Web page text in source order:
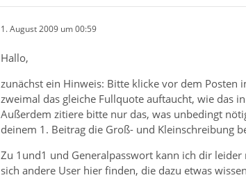
1. August 2009 um 00:59
Hallo,
zunächst ein Hinweis: Bitte klicke vor dem
zweimal das gleiche Fullquote auftaucht, wie das
Außerdem zitiere bitte nur das, was unbedingt
deinem 1. Beitrag die Groß- und Kleinschreibung
Zu 1und1 und Generalpasswort kann ich dir leider
sich andere User hier finden, die dazu etwas